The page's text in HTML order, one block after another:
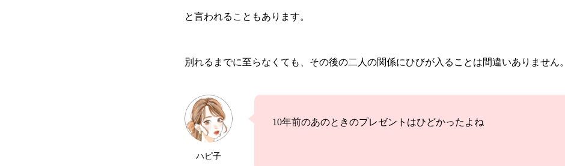
と言われることもあります。
別れるまでに至らなくても、その後の二人の関係にひびが入ることは間違いありません。
ハピ子
10年前のあのときのプレゼントはひどかったよね